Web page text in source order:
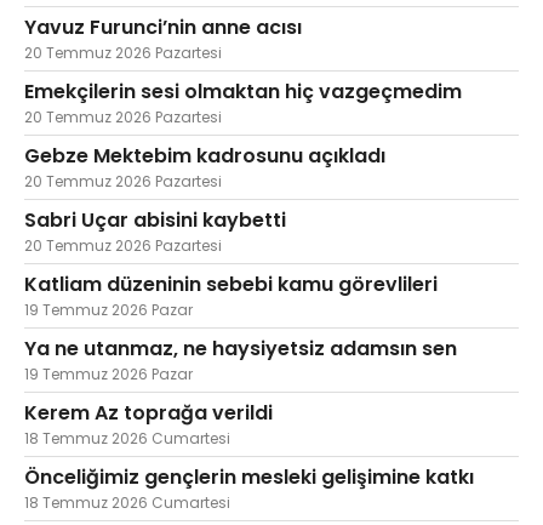
Yavuz Furunci’nin anne acısı
20 Temmuz 2026 Pazartesi
Emekçilerin sesi olmaktan hiç vazgeçmedim
20 Temmuz 2026 Pazartesi
Gebze Mektebim kadrosunu açıkladı
20 Temmuz 2026 Pazartesi
Sabri Uçar abisini kaybetti
20 Temmuz 2026 Pazartesi
Katliam düzeninin sebebi kamu görevlileri
19 Temmuz 2026 Pazar
Ya ne utanmaz, ne haysiyetsiz adamsın sen
19 Temmuz 2026 Pazar
Kerem Az toprağa verildi
18 Temmuz 2026 Cumartesi
Önceliğimiz gençlerin mesleki gelişimine katkı
18 Temmuz 2026 Cumartesi